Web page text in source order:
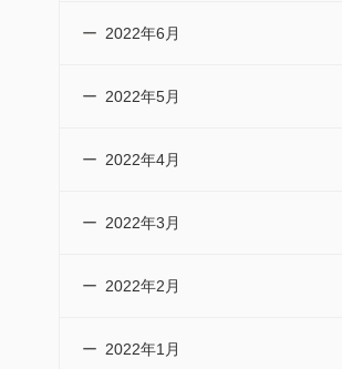
2022年6月
2022年5月
2022年4月
2022年3月
2022年2月
2022年1月